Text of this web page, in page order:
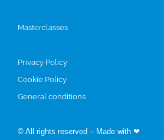
Masterclasses
Privacy Policy
Cookie Policy
General conditions
© All rights reserved – Made with ❤